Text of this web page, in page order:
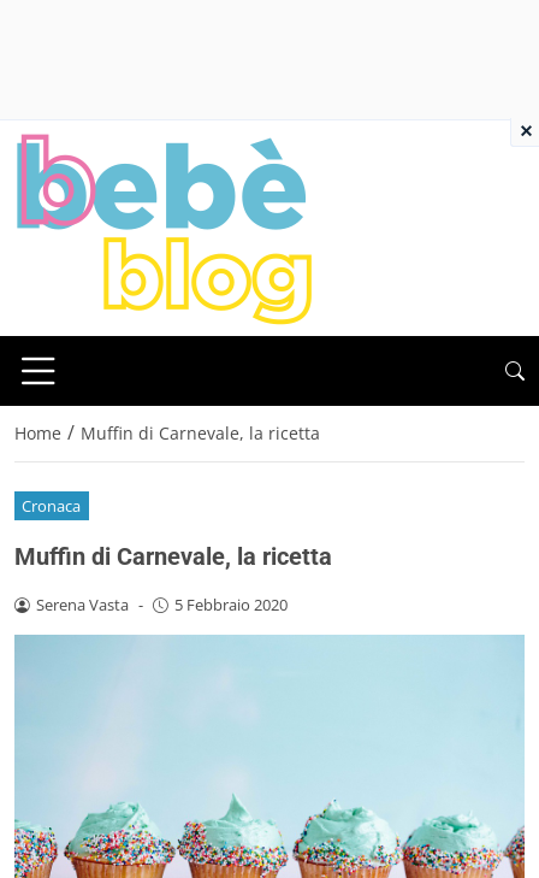
Home / Muffin di Carnevale, la ricetta
Cronaca
Muffin di Carnevale, la ricetta
Serena Vasta - 5 Febbraio 2020
×